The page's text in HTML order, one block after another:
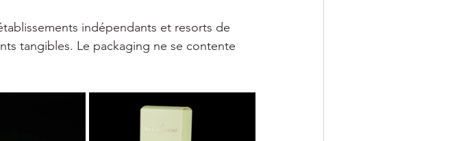
indépendants et resorts de
tangibles. Le packaging ne se contente